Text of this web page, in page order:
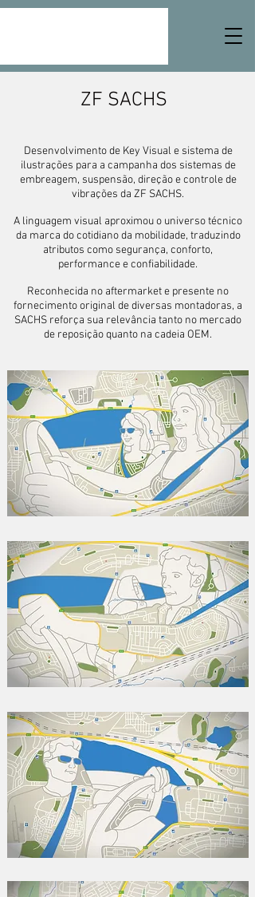
ZF SACHS
Desenvolvimento de Key Visual e sistema de
ilustrações para a campanha dos sistemas de
embreagem, suspensão, direção e controle de
vibrações da ZF SACHS.
A linguagem visual aproximou o universo técnico
da marca do cotidiano da mobilidade, traduzindo
atributos como segurança, conforto,
performance e confiabilidade.
Reconhecida no aftermarket e presente no
fornecimento original de diversas montadoras, a
SACHS reforça sua relevância tanto no mercado
de reposição quanto na cadeia OEM.